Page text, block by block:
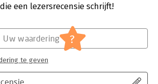
6-5-2022
NBV21
een lezersrecensie schrijft!
Uw waardering ?
te geven